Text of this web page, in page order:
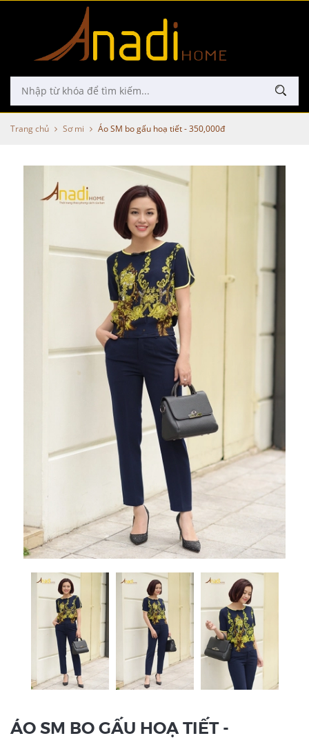
Trang chủ Sơ mi Áo SM bo gấu hoạ tiết - 350,000đ
ÁO SM BO GẤU HOẠ TIẾT -